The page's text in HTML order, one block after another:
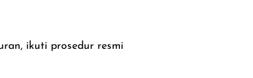
ikuti prosedur resmi